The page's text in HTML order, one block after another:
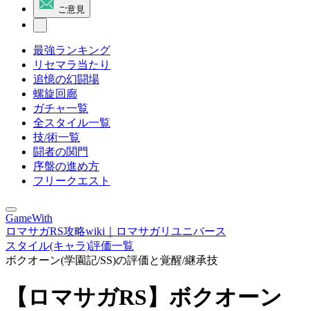
ご意見
最強ランキング
リセマラ当たり
追憶の幻闘場
螺旋回廊
ガチャ一覧
全スタイル一覧
技/術一覧
闘者の関門
序盤の進め方
フリークエスト
GameWith
ロマサガRS攻略wiki｜ロマサガリユニバース
スタイル(キャラ)評価一覧
ボクオーン(学園記/SS)の評価と覚醒/継承技
【ロマサガRS】ボクオーン